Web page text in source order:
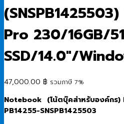
Pro 230/16GB/
SSD/14.0″/
47,000.00 ฿ รวมภาษี 7%
Notebook (โน้ตบุ๊คสำหรับองค์กร)
PB14255-SNSPB1425503